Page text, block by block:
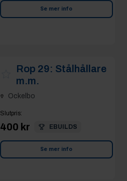
Se mer info
Rop 29: Stålhållare
m.m.
Ockelbo
Slutpris:
400 kr EBUILDS
Se mer info